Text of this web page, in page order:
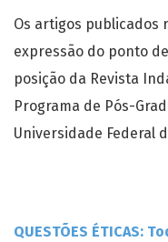
Os artigos publicados
expressão do ponto
posição da Revista
Programa de Pós-
Universidade Federal
QUESTÕES ÉTICAS: